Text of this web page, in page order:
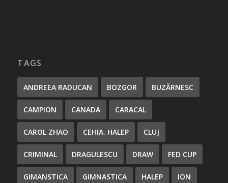
TAGS
ANDREEA RADUCAN BOZGOR BUZĂRNESC
CAMPION CANADA CARACAL
CAROL ZHAO CEHIA. HALEP CLUJ
CRIMINAL DRAGULESCU DRAW FED CUP
GIMANSTICA GIMNASTICA HALEP ION